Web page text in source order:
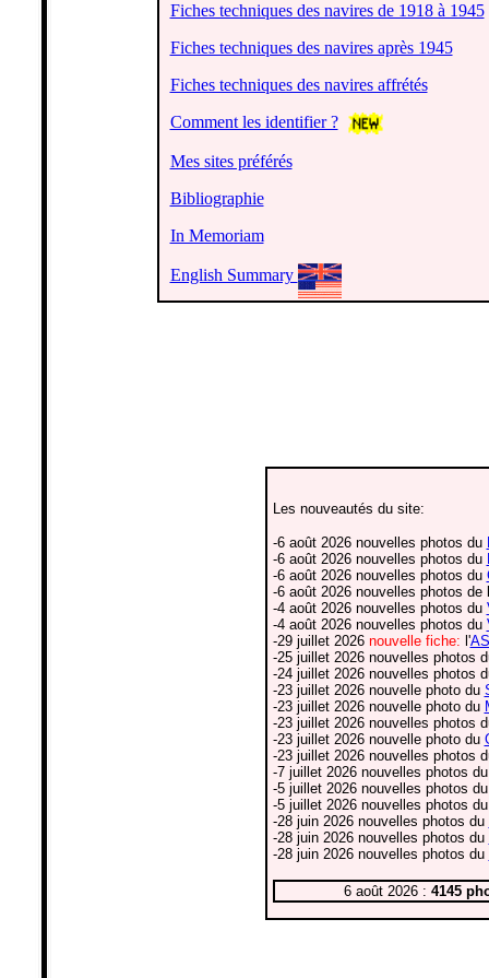
Fiches techniques des navires de 1918 à 1945
Fiches techniques des navires après 1945
Fiches techniques des navires affrétés
Comment les identifier ?
Mes sites préférés
Bibliographie
In Memoriam
English Summary
Les nouveautés du site:
-6 août 2026 nouvelles photos du
-6 août 2026 nouvelles photos du
-6 août 2026 nouvelles photos du
-6 août 2026 nouvelles photos de
-4 août 2026 nouvelles photos du
-4 août 2026 nouvelles photos du
-29 juillet 2026 nouvelle fiche: l'
-25 juillet 2026 nouvelles photos
-24 juillet 2026 nouvelles photos
-23 juillet 2026 nouvelle photo du
-23 juillet 2026 nouvelle photo du
-23 juillet 2026 nouvelles photos
-23 juillet 2026 nouvelle photo du
-23 juillet 2026 nouvelles photos
-7 juillet 2026 nouvelles photos
-5 juillet 2026 nouvelles photos
-5 juillet 2026 nouvelles photos
-28 juin 2026 nouvelles photos du
-28 juin 2026 nouvelles photos du
-28 juin 2026 nouvelles photos du
6 août 2026 : 4145